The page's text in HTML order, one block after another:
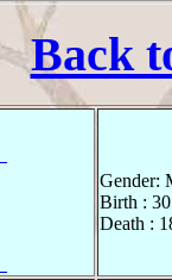
Back
Gender:
Birth :
Death :